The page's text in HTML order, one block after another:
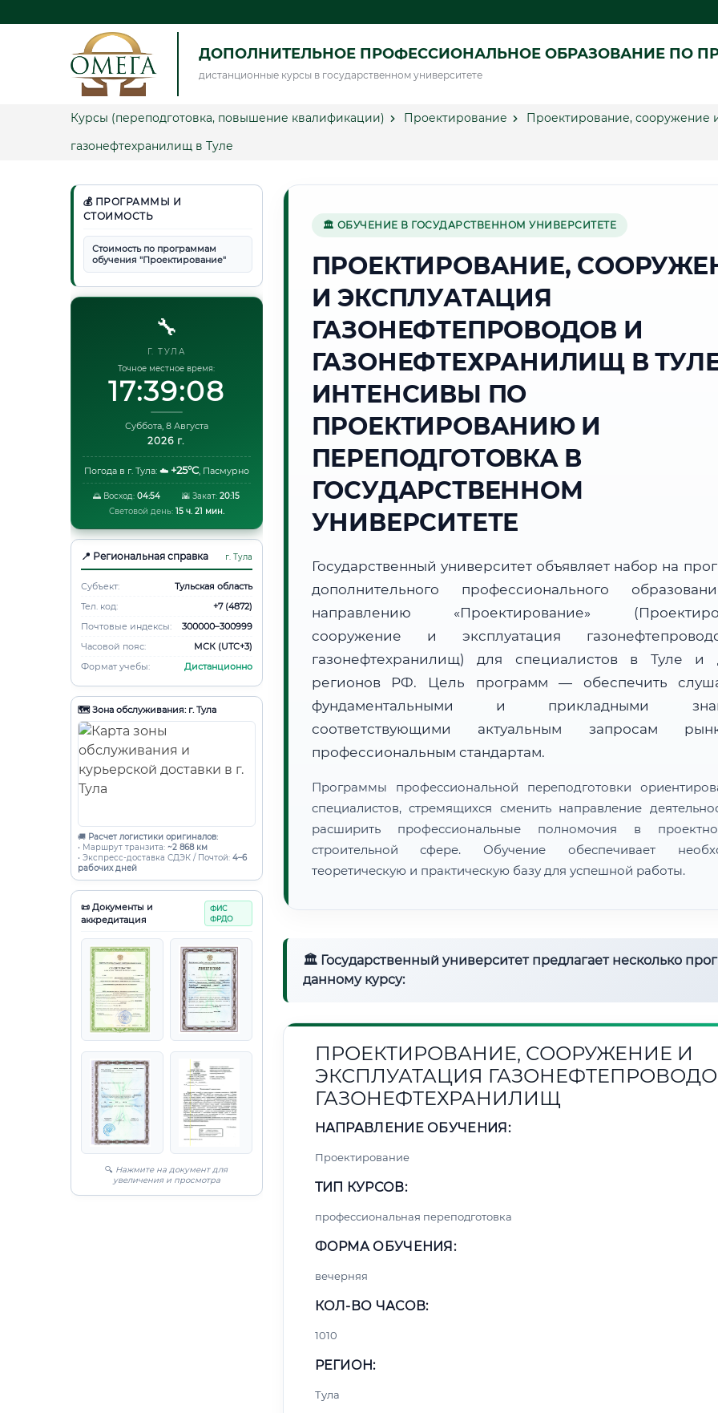
ДОПОЛНИТЕЛЬНОЕ ПРОФЕССИОНАЛЬНОЕ ОБРАЗОВАНИЕ ПО
дистанционные курсы в государственном университете
Курсы (переподготовка, повышение квалификации) Проектирование
Проектирование, сооружение
газонефтехранилищ в Туле
💰 ПРОГРАММЫ И
СТОИМОСТЬ
Стоимость по программам
обучения "Проектирование"
🔧
Г. ТУЛА
Точное местное время:
17:39:09
Суббота, 8 Августа
2026 г.
Погода в г. Тула: ☁️ +25°C, Пасмурно
🌅 Восход: 04:54 🌇 Закат: 20:15
Световой день: 15 ч. 21 мин.
📍 Региональная справка г. Тула
Субъект:
Тульская область
Тел. код:
+7 (4872)
Почтовые индексы:
300000–300999
Часовой пояс:
МСК (UTC+3)
Формат учебы:
Дистанционно
🗺️ Зона обслуживания: г. Тула
🚚 Расчет логистики оригиналов:
• Маршрут транзита: ~2 868 км
• Экспресс-доставка СДЭК / Почтой: 4–6
рабочих дней
📜 Документы и
аккредитация
ФИС
ФРДО
🔍 Нажмите на документ для
увеличения и просмотра
🏛 ОБУЧЕНИЕ В ГОСУДАРСТВЕННОМ УНИВЕРСИТЕТЕ
ПРОЕКТИРОВАНИЕ,
И ЭКСПЛУАТАЦИЯ
ГАЗОНЕФТЕПРОВОДОВ И
ГАЗОНЕФТЕХРАНИЛИЩ В
ИНТЕНСИВЫ ПО
ПРОЕКТИРОВАНИЮ И
ПЕРЕПОДГОТОВКА В
ГОСУДАРСТВЕННОМ
УНИВЕРСИТЕТЕ
Государственный университет объявляет набор на
дополнительного профессионального
направлению «Проектирование»
сооружение и эксплуатация
газонефтехранилищ) для специалистов в Туле и
регионов РФ. Цель программ — обеспечить
фундаментальными и прикладными
соответствующими актуальным запросам
профессиональным стандартам.
Программы профессиональной переподготовки
специалистов, стремящихся сменить направление
расширить профессиональные полномочия в
строительной сфере. Обучение обеспечивает
теоретическую и практическую базу для успешной работы.
🏛 Государственный университет предлагает несколько
данному курсу:
ПРОЕКТИРОВАНИЕ, СООРУЖЕНИЕ И
ЭКСПЛУАТАЦИЯ
ГАЗОНЕФТЕХРАНИЛИЩ
НАПРАВЛЕНИЕ ОБУЧЕНИЯ:
Проектирование
ТИП КУРСОВ:
профессиональная переподготовка
ФОРМА ОБУЧЕНИЯ:
вечерняя
КОЛ-ВО ЧАСОВ:
1010
РЕГИОН:
Тула